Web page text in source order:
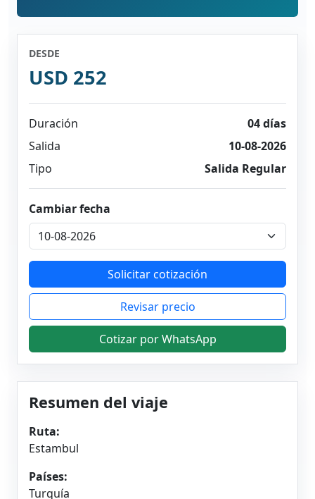
Resumen del viaje
Ruta:
Estambul
Países:
Turquía
DESDE
USD 252
Duración
04 días
Salida
10-08-2026
Tipo
Salida Regular
Cambiar fecha
Solicitar cotización
Revisar precio
Cotizar por WhatsApp